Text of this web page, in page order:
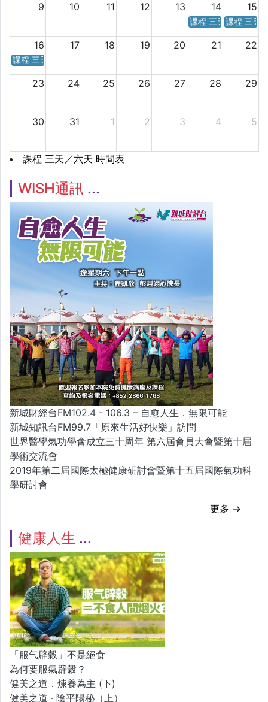
9 10 11 12 13 14 15
課程 三天／六天 時
課程 三天
16 17 18 19 20 21 22
課程 三天／六天 時間表
23 24 25 26 27 28 29
30 31 1 2 3 4 5
課程 三天／六天 時間表
WISH通訊
新城財經台FM102.4 - 106.3 – 自愈人生．無限可能
新城知訊台FM99.7「原來生活好快樂」訪問
世界醫學氣功學會成立三十周年 第六屆會員大會暨第十屆
學術交流會
2019年第二屆國際太極健康研討會暨第十五屆國際氣功科
學研討會
更多 →
健康人生
「服气辟穀」不是絕食
為何要服氣辟穀？
健美之道．煉養為主 (下)
健美之道 ‧ 陰平陽秘（上）